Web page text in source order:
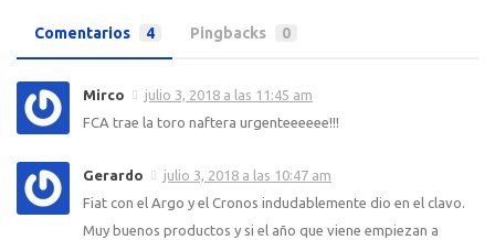
Comentarios 4 Pingbacks 0
Mirco
julio 3, 2018 a las 11:45 am
FCA trae la toro naftera urgenteeeeee!!!
Gerardo
julio 3, 2018 a las 10:47 am
Fiat con el Argo y el Cronos indudablemente dio en el clavo.
Muy buenos productos y si el año que viene empiezan a